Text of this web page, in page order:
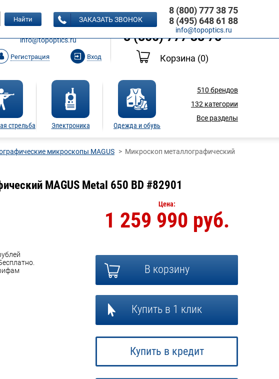
ЗАКАЗАТЬ ЗВОНОК
info@topoptics.ru
Регистрация Вход
8 (495) 648 61 88
8 (800) 777 38 75
Корзина (0)
стрельба Электроника Одежда и обувь
510 брендов
132 категории
Все разделы
Найти ЗАКАЗАТЬ ЗВОНОК
8 (800) 777 38 75
8 (495) 648 61 88
info@topoptics.ru
микроскопы MAGUS
Микроскоп металлографический
MAGUS Metal 650 BD #82901
Цена:
1 259 990 руб.
В корзину
Купить в 1 клик
Купить в кредит